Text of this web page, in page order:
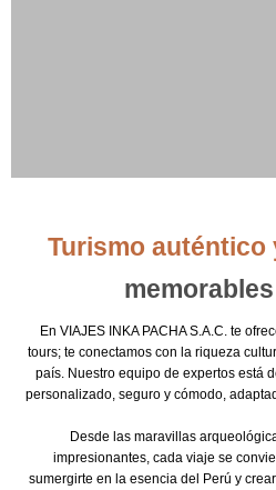
Turismo auténtico
En VIAJES INKA PACHA S.A.C. te
tours; te conectamos con la riqueza
país. Nuestro equipo de expertos está
personalizado, seguro y cómodo,
Desde las maravillas
impresionantes, cada viaje se
sumergirte en la esencia del Perú y